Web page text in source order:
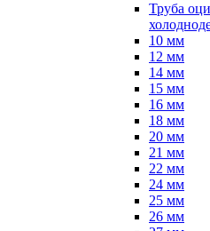
Труба
10 мм
12 мм
14 мм
15 мм
16 мм
18 мм
20 мм
21 мм
22 мм
24 мм
25 мм
26 мм